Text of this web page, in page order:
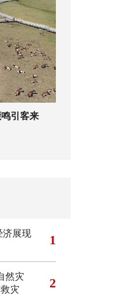
引客来
济展现
1
然灾
灾
2